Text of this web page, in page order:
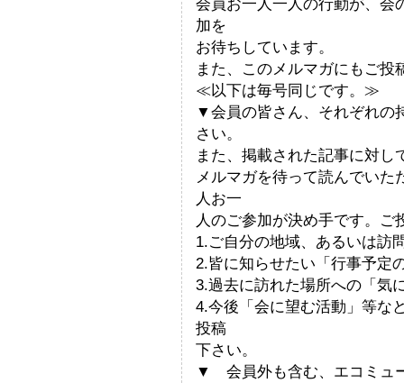
会員お一人一人の行動が、会
加を
お待ちしています。
また、このメルマガにもご投
≪以下は毎号同じです。≫
▼会員の皆さん、それぞれの
さい。
また、掲載された記事に対
メルマガを待って読んでいた
人お一
人のご参加が決め手です。ご
1.ご自分の地域、あるいは訪
2.皆に知らせたい「行事予定
3.過去に訪れた場所への「気
4.今後「会に望む活動」等な
投稿
下さい。
▼ 会員外も含む、エコミュ